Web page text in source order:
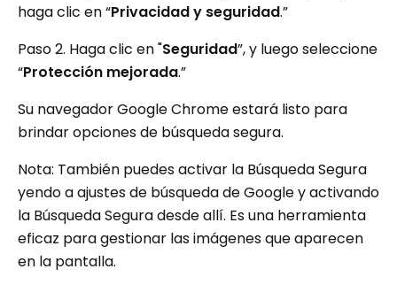
haga clic en “Privacidad y seguridad.”
Paso 2. Haga clic en "Seguridad”, y luego seleccione
“Protección mejorada.”
Su navegador Google Chrome estará listo para
brindar opciones de búsqueda segura.
Nota: También puedes activar la Búsqueda Segura
yendo a ajustes de búsqueda de Google y activando
la Búsqueda Segura desde allí. Es una herramienta
eficaz para gestionar las imágenes que aparecen
en la pantalla.